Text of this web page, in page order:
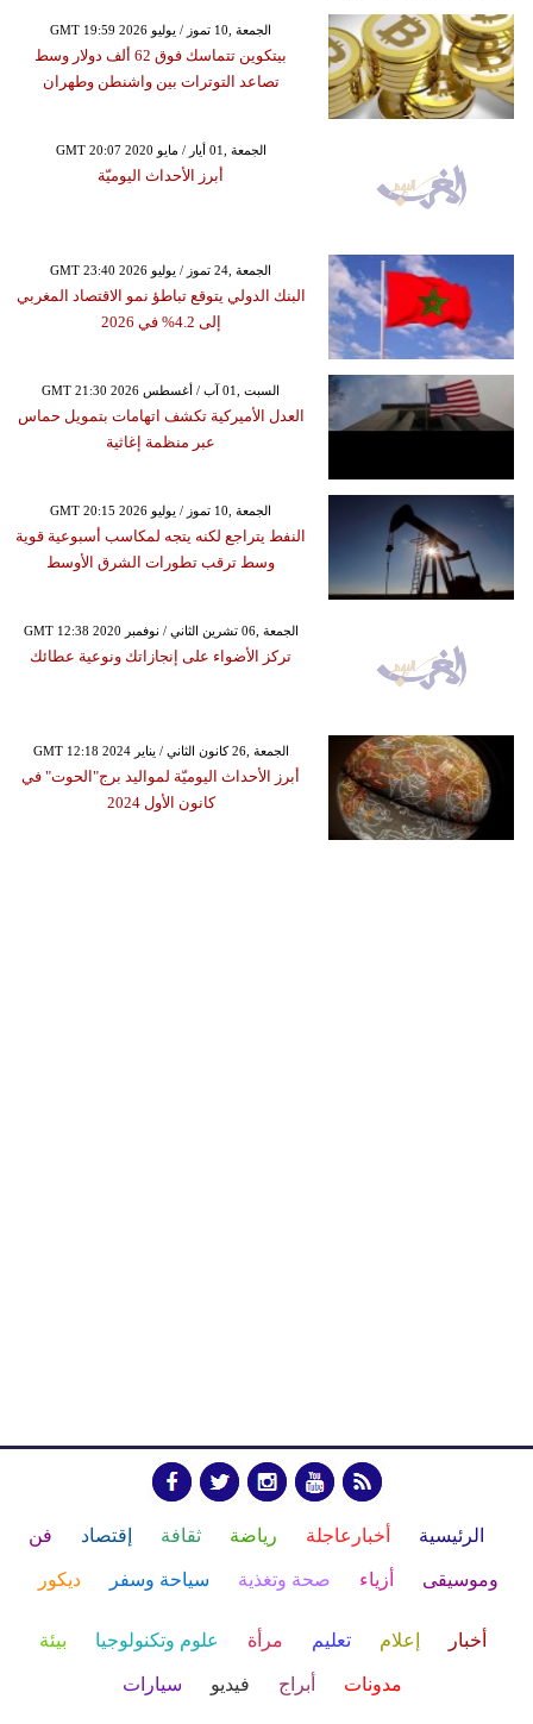
GMT 19:59 2026 الجمعة ,10 تموز / يوليو
بيتكوين تتماسك فوق 62 ألف دولار وسط
تصاعد التوترات بين واشنطن وطهران
GMT 20:07 2020 الجمعة ,01 أيار / مايو
أبرز الأحداث اليوميّة
GMT 23:40 2026 الجمعة ,24 تموز / يوليو
البنك الدولي يتوقع تباطؤ نمو الاقتصاد المغربي
إلى 4.2% في 2026
GMT 21:30 2026 السبت ,01 آب / أغسطس
العدل الأميركية تكشف اتهامات بتمويل حماس
عبر منظمة إغاثية
GMT 20:15 2026 الجمعة ,10 تموز / يوليو
النفط يتراجع لكنه يتجه لمكاسب أسبوعية قوية
وسط ترقب تطورات الشرق الأوسط
GMT 12:38 2020 الجمعة ,06 تشرين الثاني / نوفمبر
تركز الأضواء على إنجازاتك ونوعية عطائك
GMT 12:18 2024 الجمعة ,26 كانون الثاني / يناير
أبرز الأحداث اليوميّة لمواليد برج"الحوت" في
كانون الأول 2024
الرئيسية أخبارعاجلة رياضة ثقافة إقتصاد فن
وموسيقى أزياء صحة وتغذية سياحة وسفر ديكور
أخبار إعلام تعليم مرأة علوم وتكنولوجيا بيئة
مدونات أبراج فيديو سيارات